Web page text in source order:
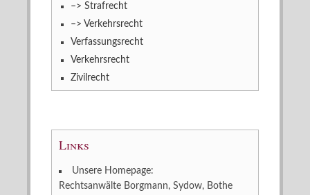
–> Strafrecht
–> Verkehrsrecht
Verfassungsrecht
Verkehrsrecht
Zivilrecht
Links
Unsere Homepage:
Rechtsanwälte Borgmann, Sydow, Bothe